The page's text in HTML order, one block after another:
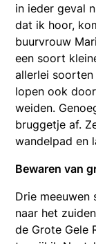
in ieder geval
dat ik hoor,
buurvrouw
een soort
allerlei soorten
lopen ook
weiden.
bruggetje af.
wandelpad en
Bewaren van
Drie meeuwen
naar het
de Grote Gele